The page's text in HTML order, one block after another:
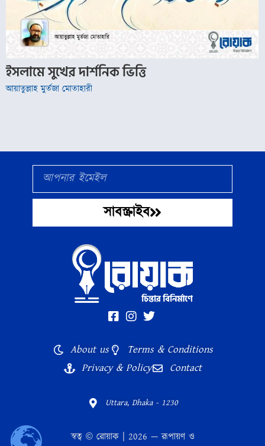
ইসলামে সুখের দার্শনিক ভিত্তি
আয়াতুল্লাহ মুর্তজা মোতাহারী
Email
সাবস্ক্রাইব
About us
Terms & Conditions
Privacy & Policy
Contact
Uttara, Dhaka - 1230
স্বত্ব © রোয়াক | 2026 — রূপায়ণ ও